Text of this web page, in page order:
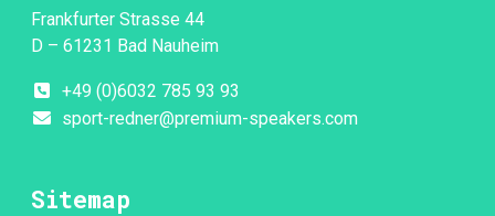
Frankfurter Strasse 44
D – 61231 Bad Nauheim
+49 (0)6032 785 93 93
sport-redner@premium-speakers.com
Sitemap